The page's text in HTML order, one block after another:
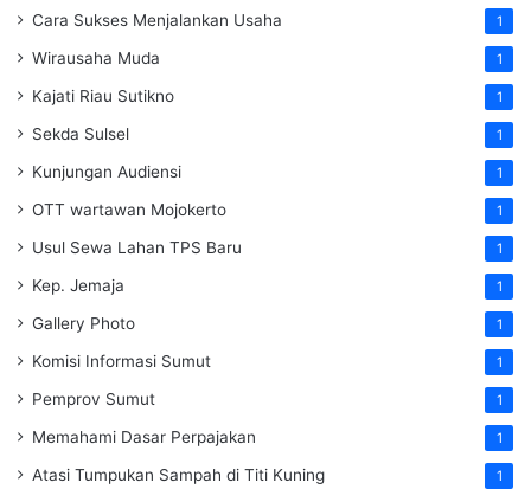
Cara Sukses Menjalankan Usaha 1
Wirausaha Muda 1
Kajati Riau Sutikno 1
Sekda Sulsel 1
Kunjungan Audiensi 1
OTT wartawan Mojokerto 1
Usul Sewa Lahan TPS Baru 1
Kep. Jemaja 1
Gallery Photo 1
Komisi Informasi Sumut 1
Pemprov Sumut 1
Memahami Dasar Perpajakan 1
Atasi Tumpukan Sampah di Titi Kuning 1